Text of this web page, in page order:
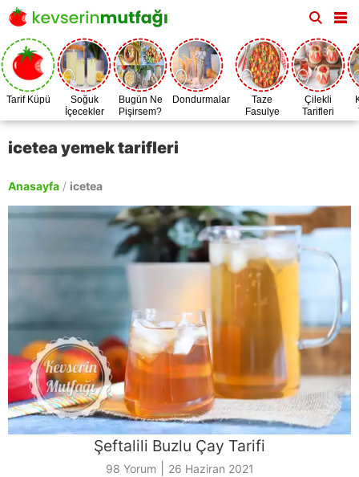
Tarif Küpü
Soğuk
İçecekler
Bugün Ne
Pişirsem?
Dondurmalar
Taze
Fasulye
Zamanı
Çilekli
Tarifleri
icetea yemek tarifleri
Anasayfa / icetea
Şeftalili Buzlu Çay Tarifi
98 Yorum 26 Haziran 2021